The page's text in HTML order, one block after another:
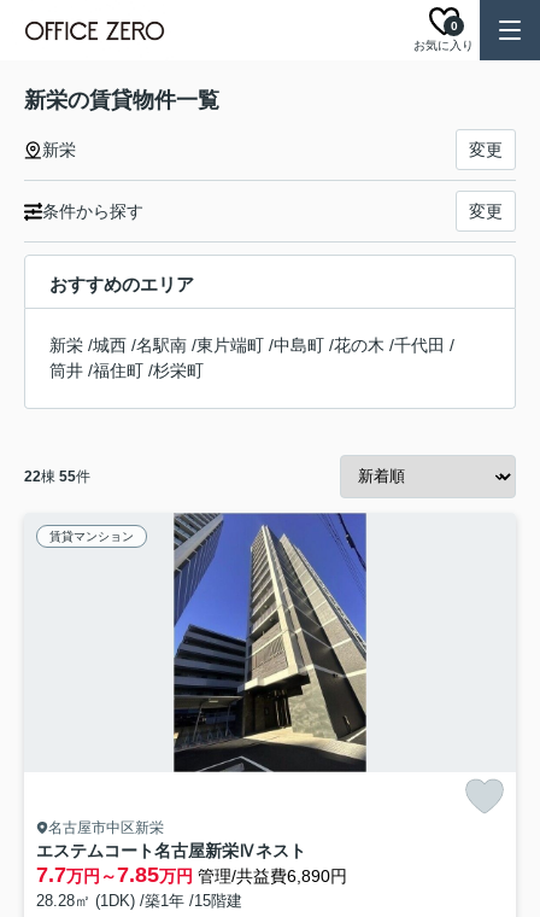
お気に入り
0
新栄の賃貸物件一覧
新栄 変更
条件から探す 変更
おすすめのエリア
新栄 /城西 /名駅南 /東片端町 /中島町 /花の木 /千代田 /
筒井 /福住町 /杉栄町
22棟 55件
賃貸マンション
名古屋市中区新栄
エステムコート名古屋新栄Ⅳネスト
7.7万円～7.85万円 管理/共益費6,890円
28.28㎡ (1DK) /築1年 /15階建